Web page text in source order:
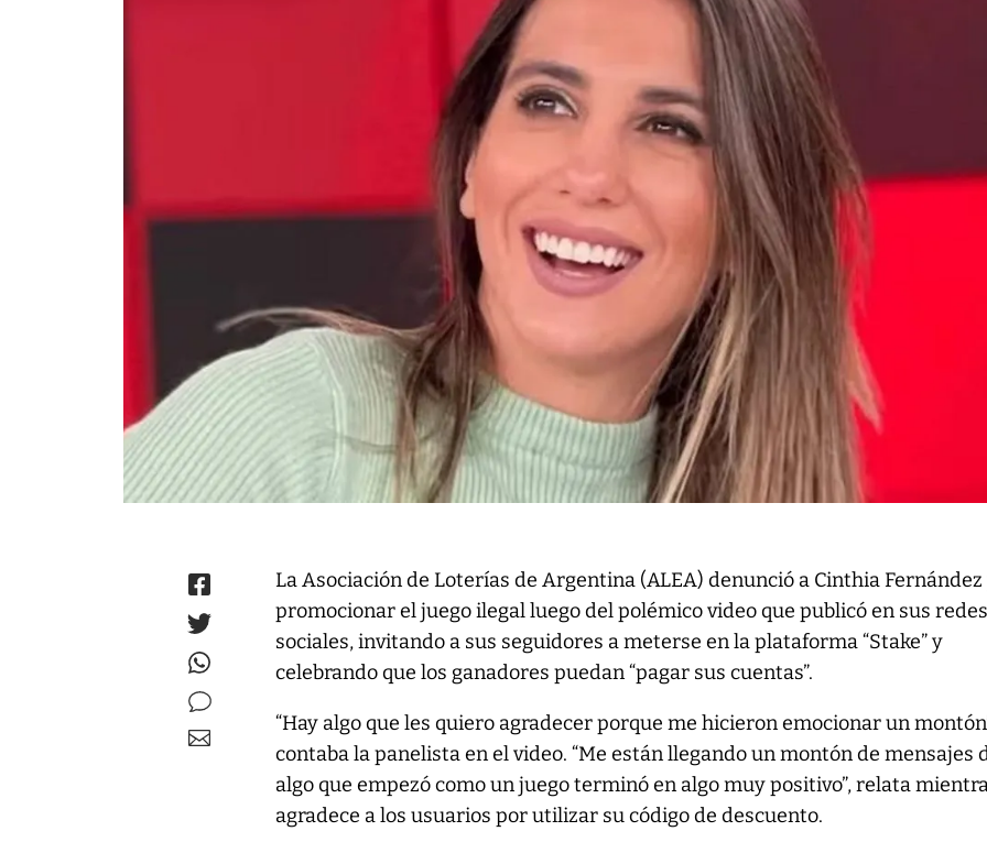
La Asociación de Loterías de Argentina (ALEA) denunció a Cinthia
promocionar el juego ilegal luego del polémico video que publicó en sus redes
sociales, invitando a sus seguidores a meterse en la plataforma “Stake” y
celebrando que los ganadores puedan “pagar sus cuentas”.
“Hay algo que les quiero agradecer porque me hicieron emocionar un
contaba la panelista en el video. “Me están llegando un montón de mensajes
algo que empezó como un juego terminó en algo muy positivo”, relata
agradece a los usuarios por utilizar su código de descuento.